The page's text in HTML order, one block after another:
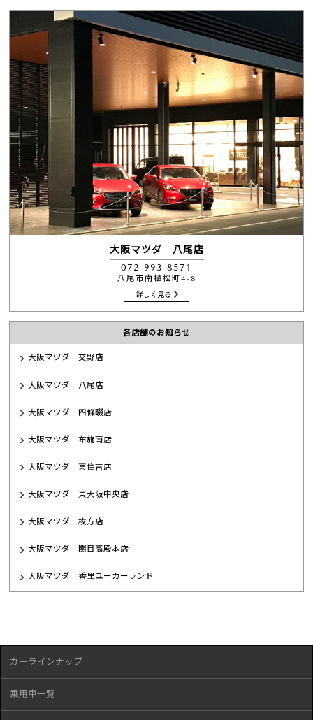
大阪マツダ 八尾店
072-993-8571
八尾市南植松町4-8
詳しく見る
各店舗のお知らせ
大阪マツダ 交野店
大阪マツダ 八尾店
大阪マツダ 四條畷店
大阪マツダ 布施南店
大阪マツダ 東住吉店
大阪マツダ 東大阪中央店
大阪マツダ 枚方店
大阪マツダ 関目高殿本店
大阪マツダ 香里ユーカーランド
カーラインナップ
乗用車一覧